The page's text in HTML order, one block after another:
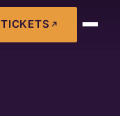
TICKETS